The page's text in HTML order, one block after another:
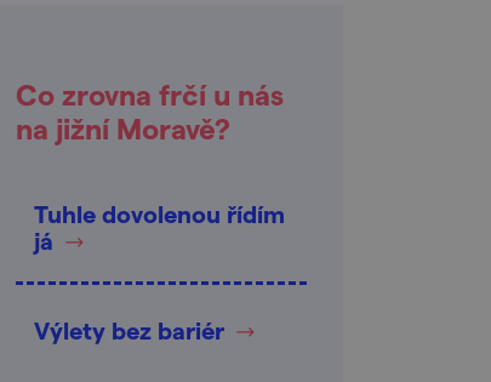
Co zrovna frčí u nás
na jižní Moravě?
Tuhle dovolenou řídím
já
Výlety bez bariér